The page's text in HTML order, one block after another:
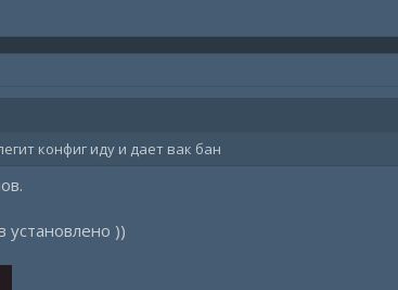
конфиг иду и дает вак бан
установлено ))